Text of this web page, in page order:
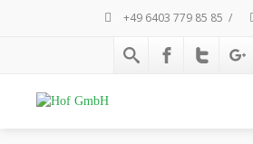
+49 6403 779 85 85 /